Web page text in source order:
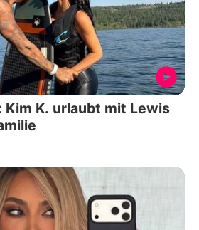
K. urlaubt mit Lewis